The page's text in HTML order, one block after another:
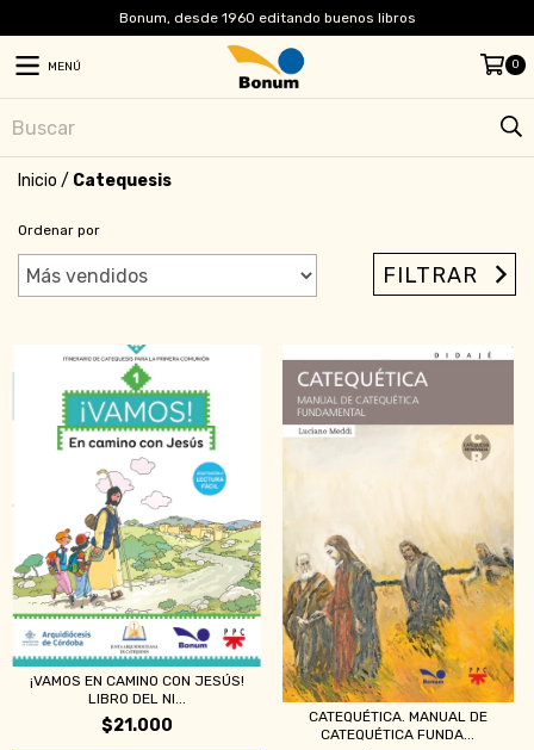
Bonum, desde 1960 editando buenos libros
MENÚ 0
Inicio / Catequesis
Ordenar por
FILTRAR
¡VAMOS EN CAMINO CON JESÚS!
LIBRO DEL NI...
$21.000
CATEQUÉTICA. MANUAL DE
CATEQUÉTICA FUNDA...